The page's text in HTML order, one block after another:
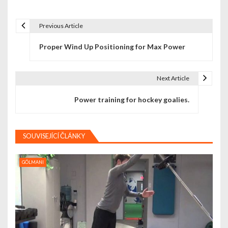
a
c
e
p
o
Previous Article
Proper Wind Up Positioning for Max Power
Next Article
Power training for hockey goalies.
SOUVISEJÍCÍ ČLÁNKY
GÓLMANI